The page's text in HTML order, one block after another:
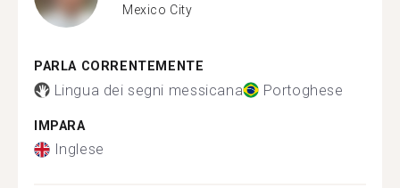
Mexico City
PARLA CORRENTEMENTE
Lingua dei segni messicana Portoghese
IMPARA
Inglese